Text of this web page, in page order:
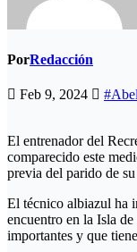
PorRedacción
Feb 9, 2024
El entrenador del
comparecido este
previa del parido de
El técnico albiazul ha
encuentro en la Isla
importantes y que